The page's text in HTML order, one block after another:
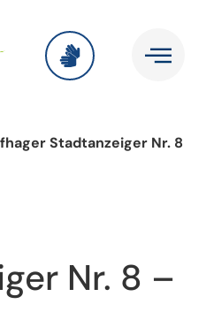
Stadtanzeiger Nr. 8
Nr. 8 –